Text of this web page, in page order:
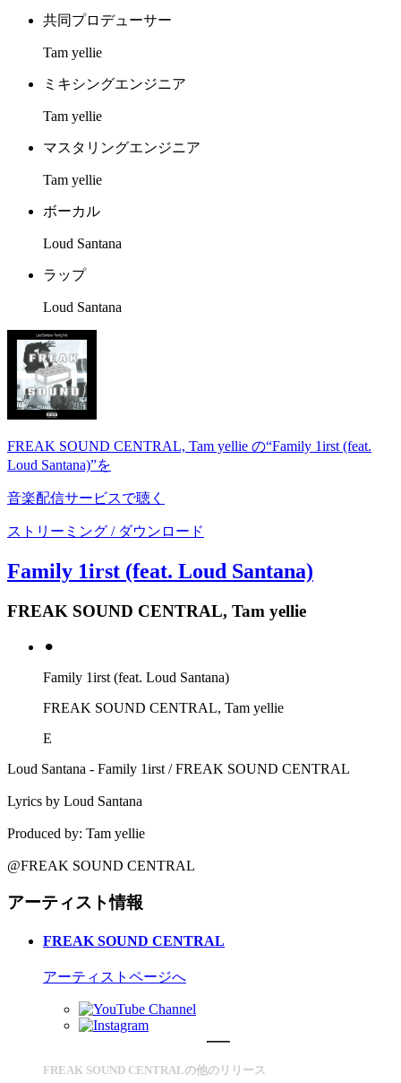
共同プロデューサー
Tam yellie
ミキシングエンジニア
Tam yellie
マスタリングエンジニア
Tam yellie
ボーカル
Loud Santana
ラップ
Loud Santana
FREAK SOUND CENTRAL, Tam yellie の“Family 1irst (feat.
Loud Santana)”を
音楽配信サービスで聴く
ストリーミング / ダウンロード
Family 1irst (feat. Loud Santana)
FREAK SOUND CENTRAL, Tam yellie
⚫︎
Family 1irst (feat. Loud Santana)
FREAK SOUND CENTRAL, Tam yellie
E
Loud Santana - Family 1irst / FREAK SOUND CENTRAL
Lyrics by Loud Santana
Produced by: Tam yellie
@FREAK SOUND CENTRAL
アーティスト情報
FREAK SOUND CENTRAL
アーティストページへ
FREAK SOUND CENTRALの他のリリース